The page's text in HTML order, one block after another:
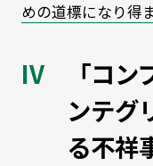
めの道標になり得
「コ
ンテグ
る不祥